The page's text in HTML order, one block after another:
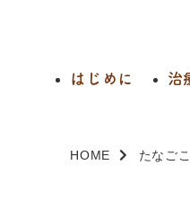
はじめに 治
HOME たなご